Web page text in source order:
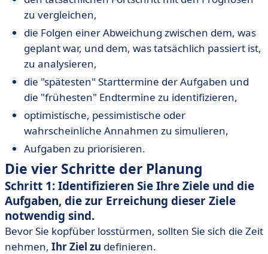
zu vergleichen,
die Folgen einer Abweichung zwischen dem, was
geplant war, und dem, was tatsächlich passiert ist,
zu analysieren,
die "spätesten" Starttermine der Aufgaben und
die "frühesten" Endtermine zu identifizieren,
optimistische, pessimistische oder
wahrscheinliche Annahmen zu simulieren,
Aufgaben zu priorisieren.
Die vier Schritte der Planung
Schritt 1: Identifizieren Sie Ihre Ziele und die
Aufgaben, die zur Erreichung dieser Ziele
notwendig sind.
Bevor Sie kopfüber losstürmen, sollten Sie sich die Zeit
nehmen, Ihr Ziel zu definieren.